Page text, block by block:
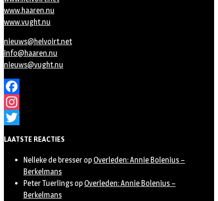
www.haaren.nu
www.vught.nu
nieuws@helvoirt.net
info@haaren.nu
nieuws@vught.nu
Facebook
Instagram
LAATSTE REACTIES
Nelleke de bresser op Overleden: Annie Bolenius –
Berkelmans
Peter Tuerlings op Overleden: Annie Bolenius –
Berkelmans